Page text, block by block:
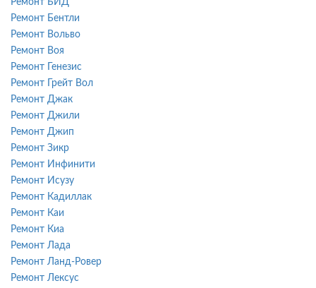
Ремонт Бентли
Ремонт Вольво
Ремонт Воя
Ремонт Генезис
Ремонт Грейт Вол
Ремонт Джак
Ремонт Джили
Ремонт Джип
Ремонт Зикр
Ремонт Инфинити
Ремонт Исузу
Ремонт Кадиллак
Ремонт Каи
Ремонт Киа
Ремонт Лада
Ремонт Ланд-Ровер
Ремонт Лексус